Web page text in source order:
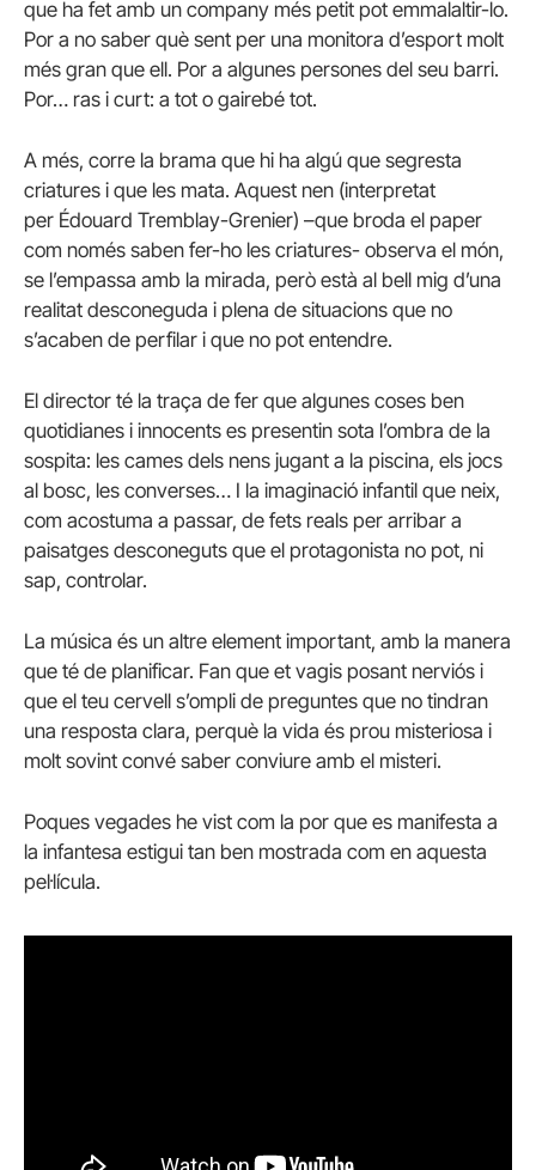
que ha fet amb un company més petit pot emmalaltir-lo.
Por a no saber què sent per una monitora d’esport molt
més gran que ell. Por a algunes persones del seu barri.
Por… ras i curt: a tot o gairebé tot.
A més, corre la brama que hi ha algú que segresta
criatures i que les mata. Aquest nen (interpretat
per Édouard Tremblay-Grenier) –que broda el paper
com només saben fer-ho les criatures- observa el món,
se l’empassa amb la mirada, però està al bell mig d’una
realitat desconeguda i plena de situacions que no
s’acaben de perfilar i que no pot entendre.
El director té la traça de fer que algunes coses ben
quotidianes i innocents es presentin sota l’ombra de la
sospita: les cames dels nens jugant a la piscina, els jocs
al bosc, les converses… I la imaginació infantil que neix,
com acostuma a passar, de fets reals per arribar a
paisatges desconeguts que el protagonista no pot, ni
sap, controlar.
La música és un altre element important, amb la manera
que té de planificar. Fan que et vagis posant nerviós i
que el teu cervell s’ompli de preguntes que no tindran
una resposta clara, perquè la vida és prou misteriosa i
molt sovint convé saber conviure amb el misteri.
Poques vegades he vist com la por que es manifesta a
la infantesa estigui tan ben mostrada com en aquesta
pel·lícula.